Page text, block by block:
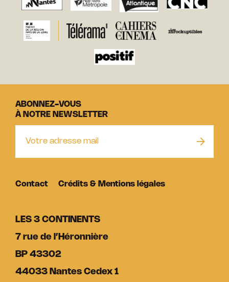
LES 3 CONTINENTS
7 rue de l’Héronnière
BP 43302
44033 Nantes Cedex 1
ABONNEZ-VOUS
À NOTRE NEWSLETTER
Contact Crédits & Mentions légales